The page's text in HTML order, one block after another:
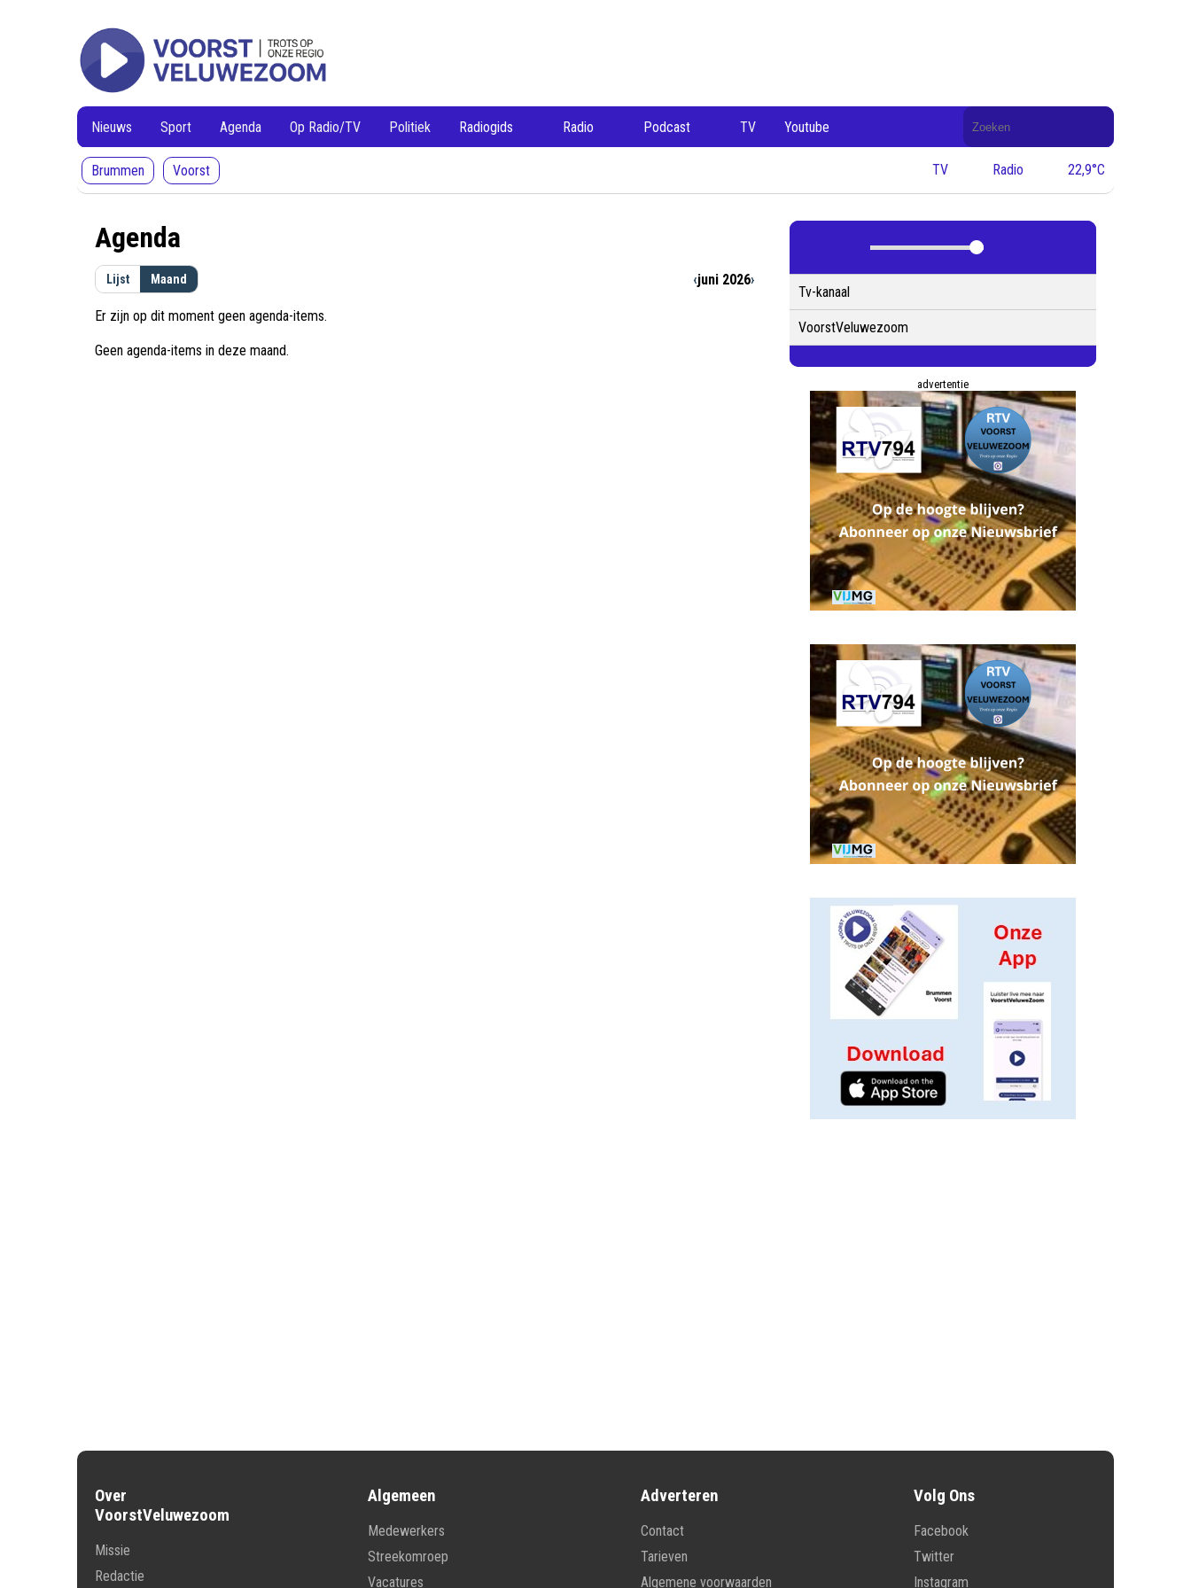
Nieuws Sport Agenda Op Radio/TV Politiek Radiogids Radio Podcast TV Youtube
Doorzoek
de
website
Brummen
Voorst TV Radio 22,9°C
Agenda
Lijst Maand ‹juni 2026›
Er zijn op dit moment geen agenda-items.
Geen agenda-items in deze maand.
Tv-kanaal
VoorstVeluwezoom
advertentie
Over
VoorstVeluwezoom
Missie
Redactie
Algemeen
Medewerkers
Streekomroep
Vacatures
Adverteren
Contact
Tarieven
Algemene voorwaarden
Volg Ons
Facebook
Twitter
Instagram